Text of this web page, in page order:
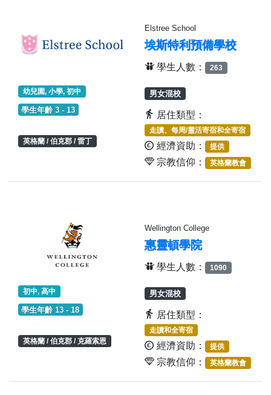
Elstree School
埃斯特利預備學校
學生人數： 263
幼兒園, 小學, 初中
學生年齡 3 - 13
英格蘭 / 伯克郡 / 雷丁
男女混校
居住類型：
走讀、每周/靈活寄宿和全寄宿
經濟資助： 提供
宗教信仰： 英格蘭教會
Wellington College
惠靈頓學院
學生人數： 1090
初中, 高中
學生年齡 13 - 18
英格蘭 / 伯克郡 / 克羅索恩
男女混校
居住類型：
走讀和全寄宿
經濟資助： 提供
宗教信仰： 英格蘭教會